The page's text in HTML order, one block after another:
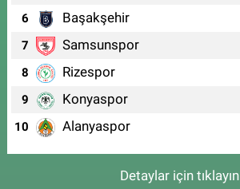
6 Başakşehir
7 Samsunspor
8 Rizespor
9 Konyaspor
10 Alanyaspor
Detaylar için tıklayın